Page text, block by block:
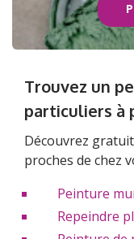
Trouvez un
particuliers à
Découvrez
proches de chez
Peinture
Repeindre